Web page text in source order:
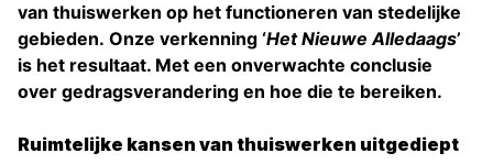
van thuiswerken op het functioneren van stedelijke
gebieden. Onze verkenning ‘Het Nieuwe Alledaags’
is het resultaat. Met een onverwachte conclusie
over gedragsverandering en hoe die te bereiken.
Ruimtelijke kansen van thuiswerken uitgediept